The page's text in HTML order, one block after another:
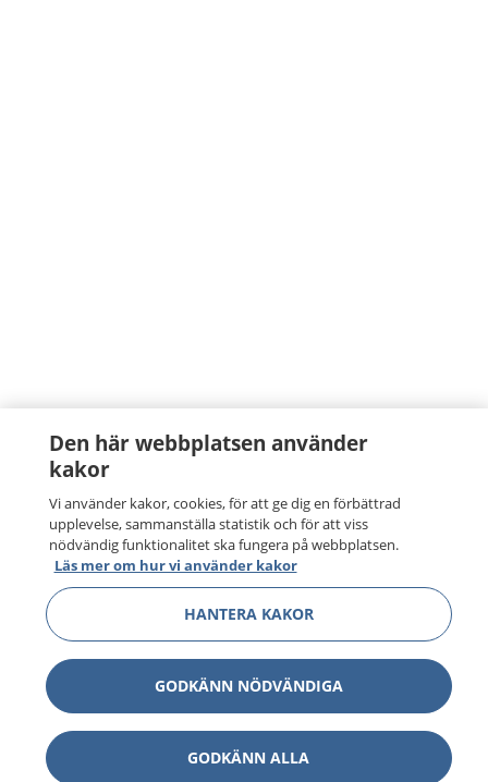
Den här webbplatsen använder
kakor
Vi använder kakor, cookies, för att ge dig en förbättrad
upplevelse, sammanställa statistik och för att viss
nödvändig funktionalitet ska fungera på webbplatsen.
Läs mer om hur vi använder kakor
HANTERA KAKOR
GODKÄNN NÖDVÄNDIGA
GODKÄNN ALLA